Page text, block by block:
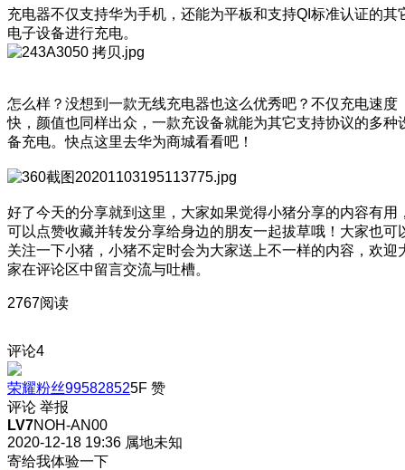
充电器不仅支持华为手机，还能为平板和支持QI标准认证的其
电子设备进行充电。
怎么样？没想到一款无线充电器也这么优秀吧？不仅充电速度
快，颜值也同样出众，一款充设备就能为其它支持协议的多种
备充电。快点这里去华为商城看看吧！
好了今天的分享就到这里，大家如果觉得小猪分享的内容有用
可以点赞收藏并转发分享给身边的朋友一起拔草哦！大家也可
关注一下小猪，小猪不定时会为大家送上不一样的内容，欢迎
家在评论区中留言交流与吐槽。
2767阅读
评论4
荣耀粉丝995828525F 赞
评论 举报
LV7NOH-AN00
2020-12-18 19:36 属地未知
寄给我体验一下